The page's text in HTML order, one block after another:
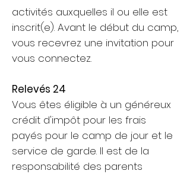
activités auxquelles il ou elle est
inscrit(e). Avant le début du camp,
vous recevrez une invitation pour
vous connectez.
​​Relevés 24
Vous êtes éligible à un généreux
crédit d'impôt pour les frais
payés pour le camp de jour et le
service de garde. Il est de la
responsabilité des parents